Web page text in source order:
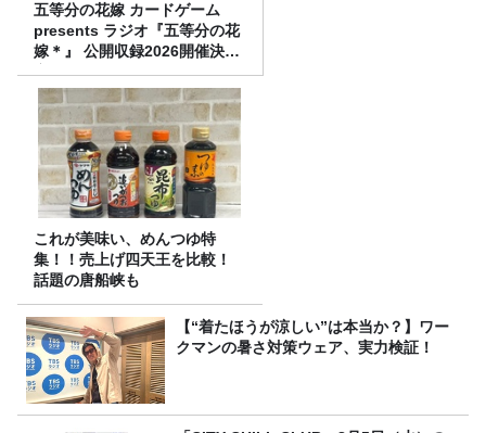
五等分の花嫁 カードゲーム
presents ラジオ『五等分の花
嫁＊』 公開収録2026開催決
定！
これが美味い、めんつゆ特
集！！売上げ四天王を比較！
話題の唐船峡も
【“着たほうが涼しい”は本当か？】ワー
クマンの暑さ対策ウェア、実力検証！